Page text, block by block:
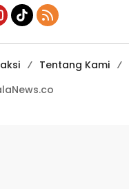
Tentang Kami